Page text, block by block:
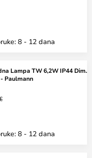
8 - 12 dana
Lampa TW 6,2W IP44 Dim.
Paulmann
8 - 12 dana